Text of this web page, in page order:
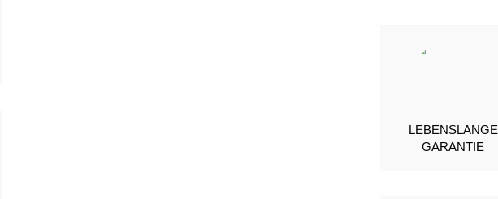
LEBENSLANGE
GARANTIE